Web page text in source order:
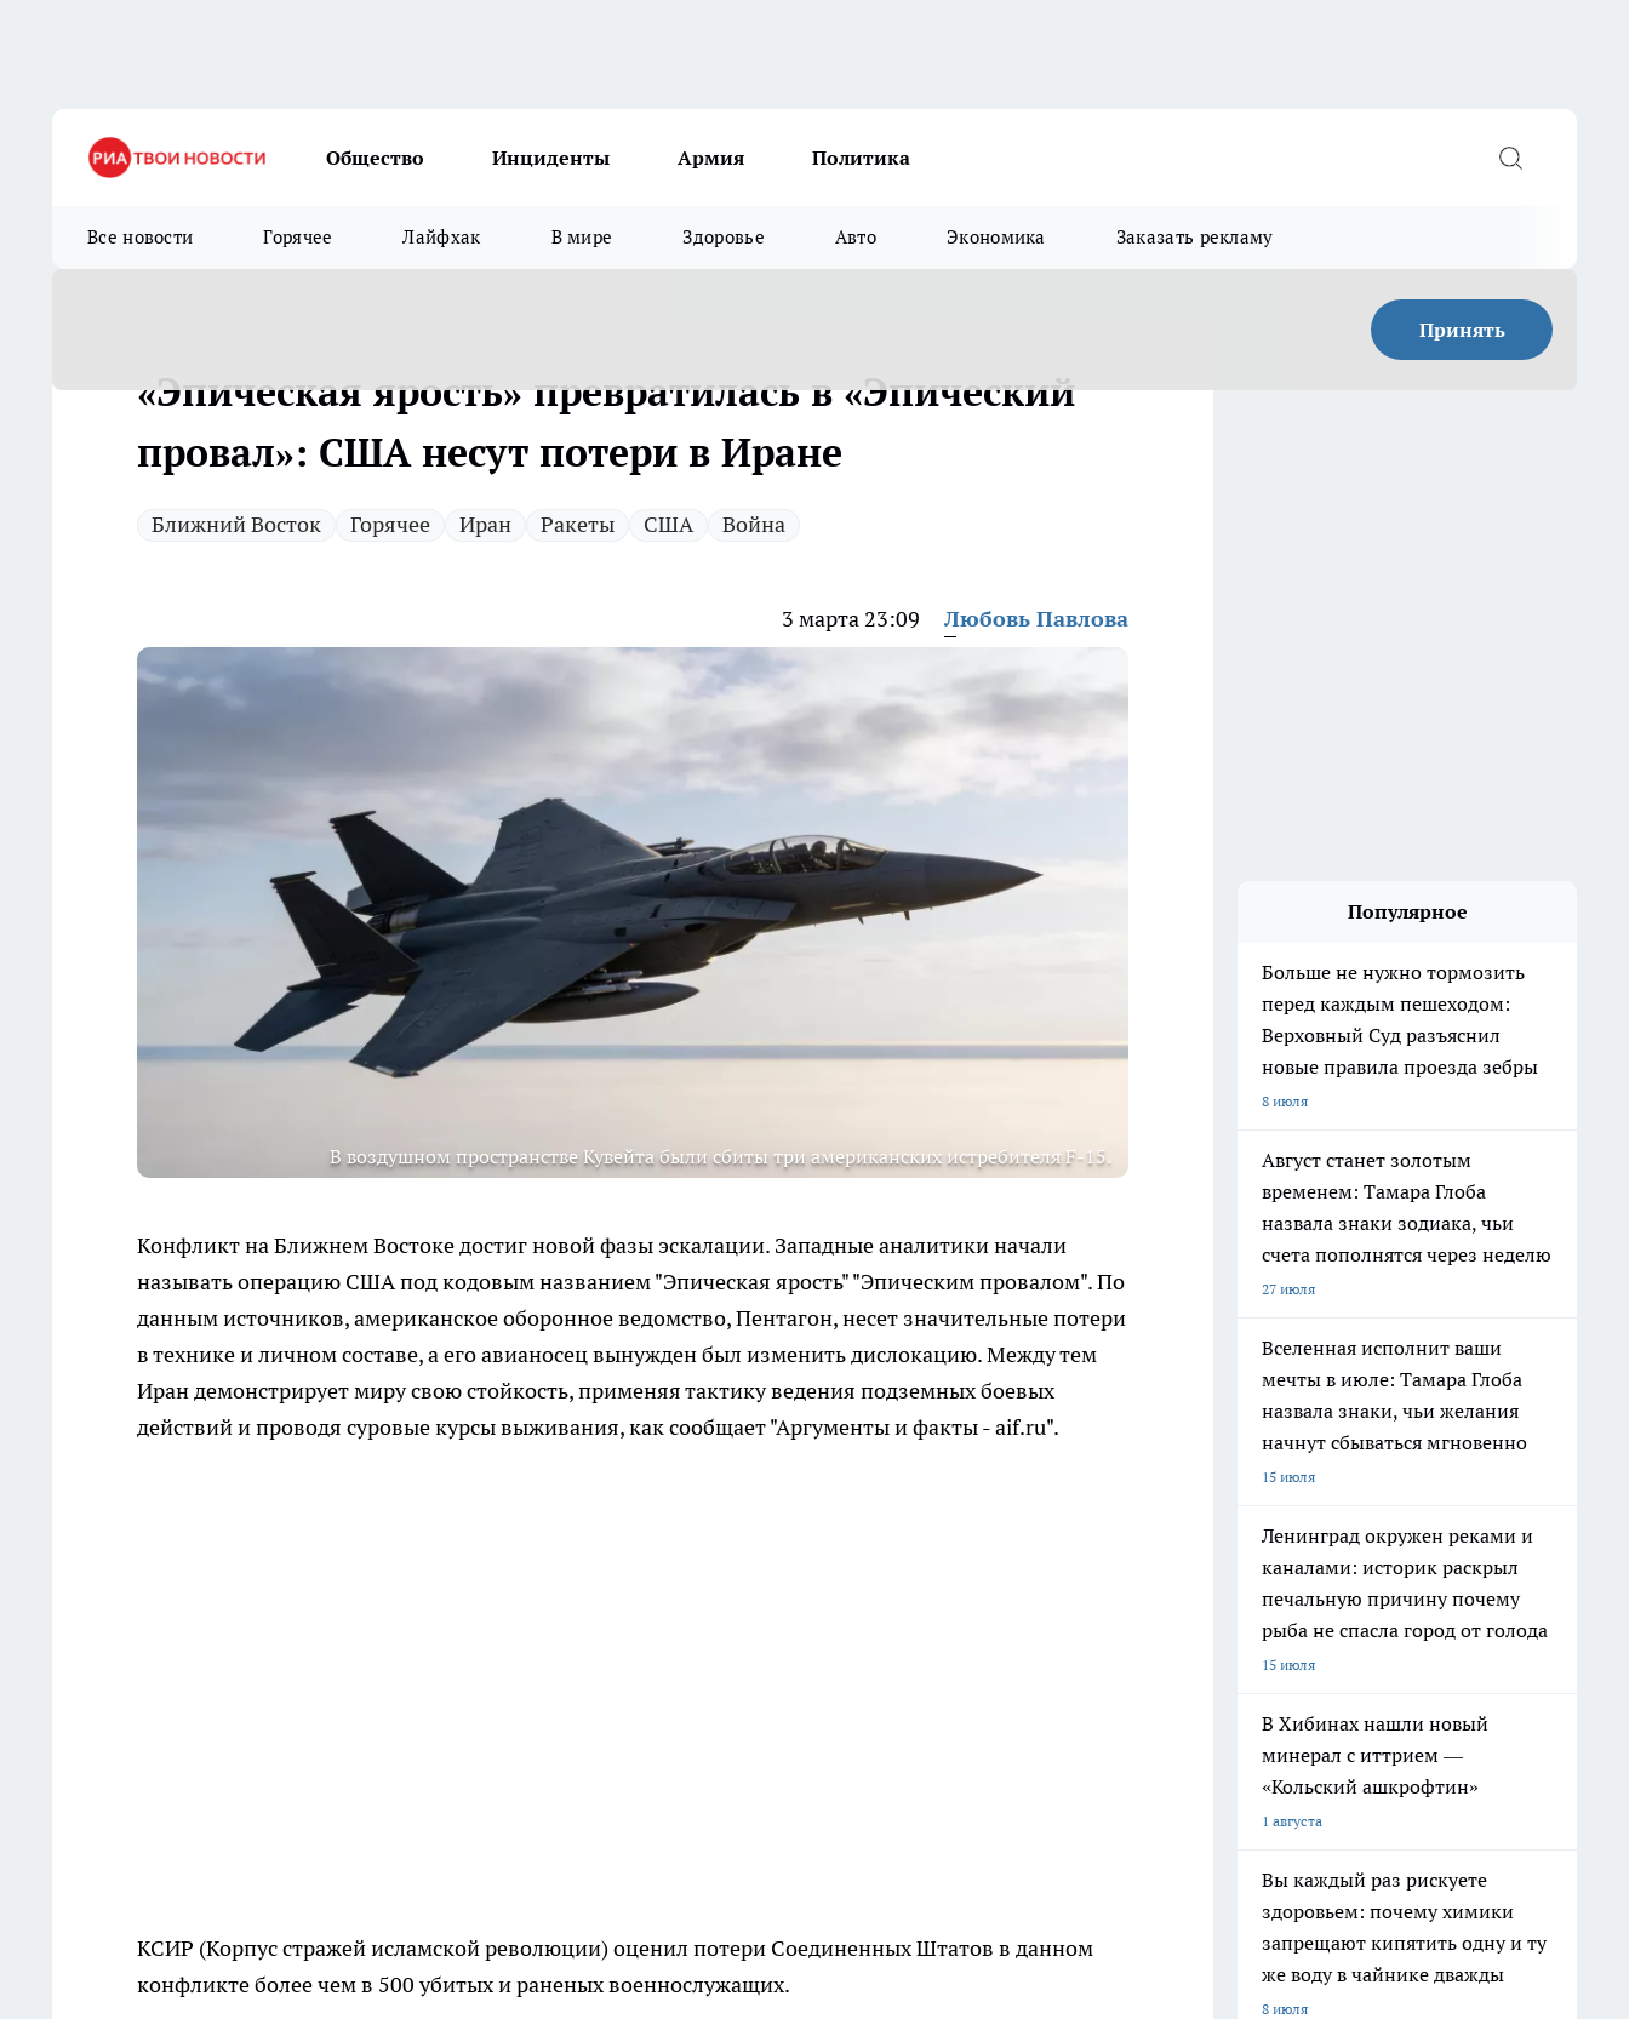
Общество Инциденты Армия Политика
Все новости Горячее Лайфхак В мире Здоровье Авто Экономика Заказать рекламу
Принять
«Эпическая ярость» превратилась в «Эпический
провал»: США несут потери в Иране
Ближний Восток Горячее Иран Ракеты США Война
3 марта 23:09 Любовь Павлова
В воздушном пространстве Кувейта были сбиты три американских истребителя F-15.
Конфликт на Ближнем Востоке достиг новой фазы эскалации. Западные аналитики начали
называть операцию США под кодовым названием "Эпическая ярость" "Эпическим провалом". По
данным источников, американское оборонное ведомство, Пентагон, несет значительные потери
в технике и личном составе, а его авианосец вынужден был изменить дислокацию. Между тем
Иран демонстрирует миру свою стойкость, применяя тактику ведения подземных боевых
действий и проводя суровые курсы выживания, как сообщает "Аргументы и факты - aif.ru".
КСИР (Корпус стражей исламской революции) оценил потери Соединенных Штатов в данном
конфликте более чем в 500 убитых и раненых военнослужащих.
Популярное
Больше не нужно тормозить
перед каждым пешеходом:
Верховный Суд разъяснил
новые правила проезда зебры
8 июля
Август станет золотым
временем: Тамара Глоба
назвала знаки зодиака, чьи
счета пополнятся через неделю
27 июля
Вселенная исполнит ваши
мечты в июле: Тамара Глоба
назвала знаки, чьи желания
начнут сбываться мгновенно
15 июля
Ленинград окружен реками и
каналами: историк раскрыл
печальную причину почему
рыба не спасла город от голода
15 июля
В Хибинах нашли новый
минерал с иттрием —
«Кольский ашкрофтин»
1 августа
Вы каждый раз рискуете
здоровьем: почему химики
запрещают кипятить одну и ту
же воду в чайнике дважды
8 июля